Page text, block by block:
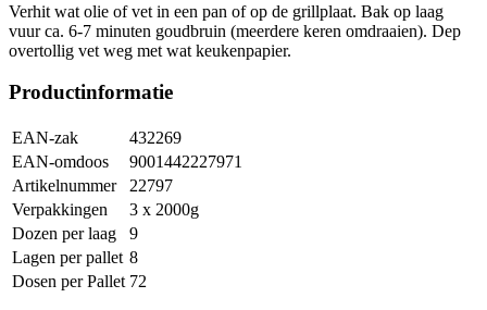
Verhit wat olie of vet in een pan of op de grillplaat. Bak op laag
vuur ca. 6-7 minuten goudbruin (meerdere keren omdraaien). Dep
overtollig vet weg met wat keukenpapier.
Productinformatie
EAN-zak
432269
EAN-omdoos
9001442227971
Artikelnummer
22797
Verpakkingen
3 x 2000g
Dozen per laag
9
Lagen per pallet 8
Dosen per Pallet 72